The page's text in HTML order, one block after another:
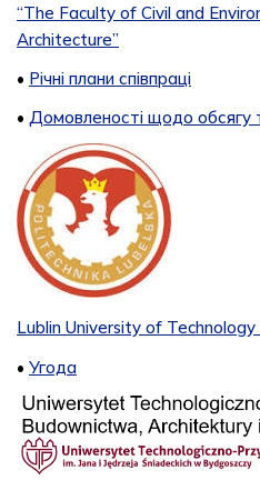
“The Faculty of Civil and
Architecture”
• Річні плани співпраці
• Домовленості щодо обсягу
Lublin University of Technology
• Угода